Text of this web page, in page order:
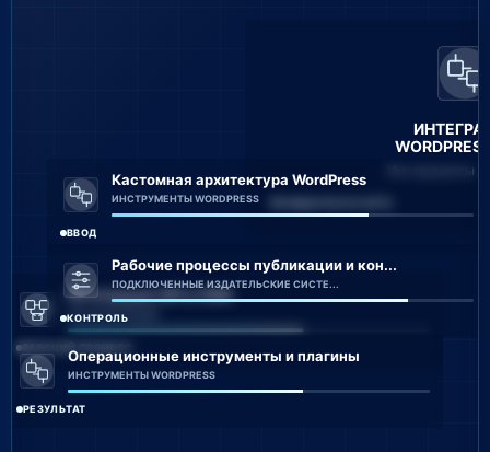
Инструменты
Кастомная архитектура WordPress
ИНСТРУМЕНТЫ WORDPRESS
ВВОД
Интеграция API и CRM
API-ИНТЕГРАЦИЯ
Рабочие процессы публикации и кон...
ПОДКЛЮЧЕННЫЕ ИЗДАТЕЛЬСКИЕ СИСТЕ...
КОНТРОЛЬ
Операционные инструменты и плагины
ИНСТРУМЕНТЫ WORDPRESS
РЕЗУЛЬТАТ